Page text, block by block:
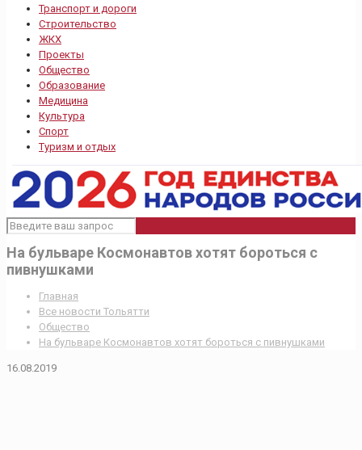
Транспорт и дороги
Строительство
ЖКХ
Проекты
Общество
Образование
Медицина
Культура
Спорт
Туризм и отдых
На бульваре Космонавтов хотят бороться с
пивнушками
Главная
Все новости Тольятти
Общество
На бульваре Космонавтов хотят бороться с пивнушками
16.08.2019